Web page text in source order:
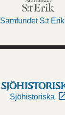
Samfundet S:t Erik
Sjöhistoriska